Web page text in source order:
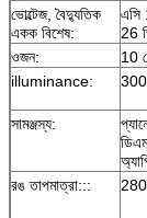
ভোল্টেজ, বৈদ্যুতিক
একক বিশেষ:
এসি
26
ওজন: 10
illuminance:
সামঞ্জস্য:
রঙ তাপমাত্রা:::